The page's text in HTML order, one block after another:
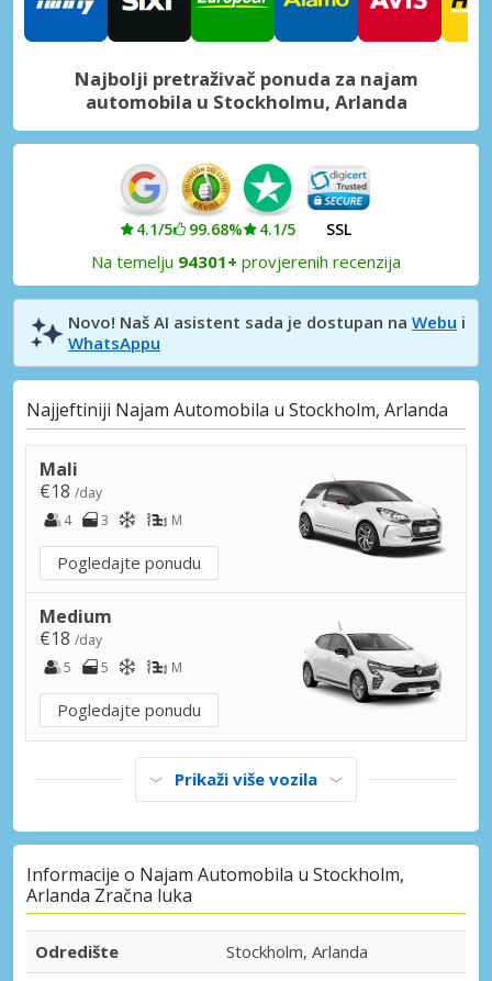
Najbolji pretraživač ponuda za najam
automobila u Stockholmu, Arlanda
4.1/5 99.68% 4.1/5 SSL
Na temelju 94301+ provjerenih recenzija
Novo! Naš AI asistent sada je dostupan na Webu i
WhatsAppu
Najjeftiniji Najam Automobila u Stockholm, Arlanda
Mali
€18 /day
4
3 M
Pogledajte ponudu
Medium
€18 /day
5
5 M
Pogledajte ponudu
Prikaži više vozila
Informacije o Najam Automobila u Stockholm,
Arlanda Zračna luka
Odredište
Stockholm, Arlanda